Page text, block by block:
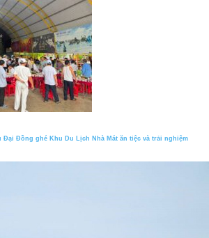
Đại Đồng ghé Khu Du Lịch Nhà Mát ăn tiệc và trải nghiệm